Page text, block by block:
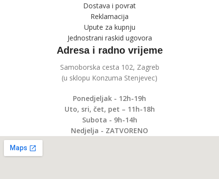
Dostava i povrat
Reklamacija
Upute za kupnju
Jednostrani raskid ugovora
Adresa i radno vrijeme
Samoborska cesta 102, Zagreb
(u sklopu Konzuma Stenjevec)
Ponedjeljak - 12h-19h
Uto, sri, čet, pet – 11h-18h
Subota - 9h-14h
Nedjelja - ZATVORENO